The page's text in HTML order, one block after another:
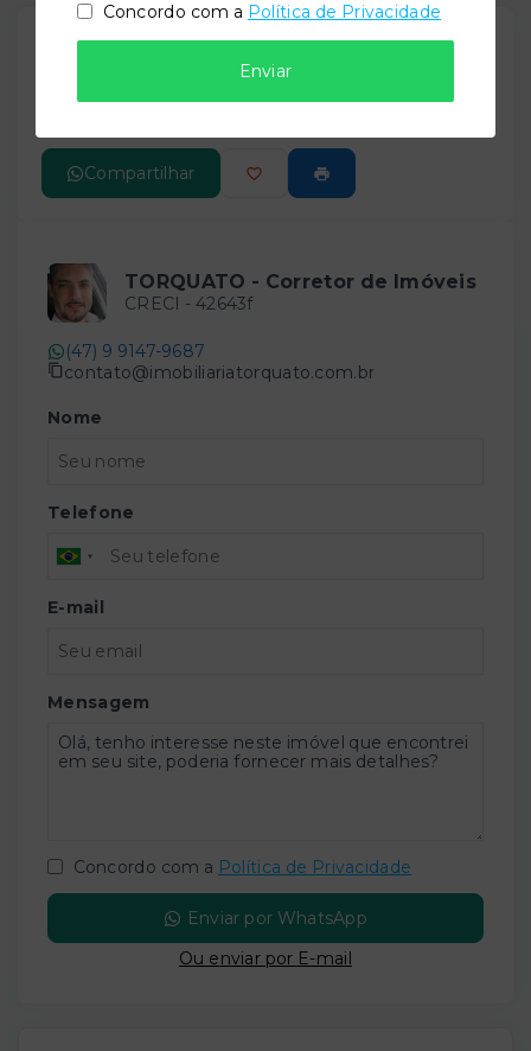
Gostou do imóvel?
Compartilhar
TORQUATO - Corretor de Imóveis
CRECI - 42643f
(47) 9 9147-9687
contato@imobiliariatorquato.com.br
Nome
Telefone
E-mail
Mensagem
Concordo com a Política de Privacidade
Enviar por WhatsApp
Ou enviar por E-mail
Concordo com a Política de Privacidade
Enviar